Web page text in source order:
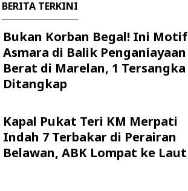
BERITA TERKINI
Bukan Korban Begal! Ini Motif
Asmara di Balik Penganiayaan
Berat di Marelan, 1 Tersangka
Ditangkap
Kapal Pukat Teri KM Merpati
Indah 7 Terbakar di Perairan
Belawan, ABK Lompat ke Laut